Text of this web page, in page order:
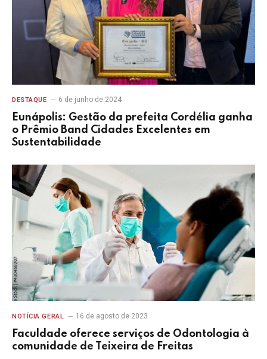
DESTAQUE 6 de junho de 2024
Eunápolis: Gestão da prefeita Cordélia ganha
o Prêmio Band Cidades Excelentes em
Sustentabilidade
NOTÍCIA GERAL 16 de agosto de 2023
Faculdade oferece serviços de Odontologia à
comunidade de Teixeira de Freitas